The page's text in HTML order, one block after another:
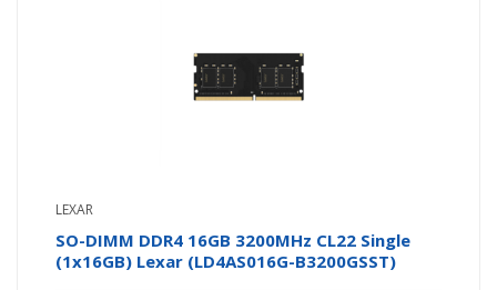
LEXAR
SO-DIMM DDR4 16GB 3200MHz CL22 Single
(1x16GB) Lexar (LD4AS016G-B3200GSST)